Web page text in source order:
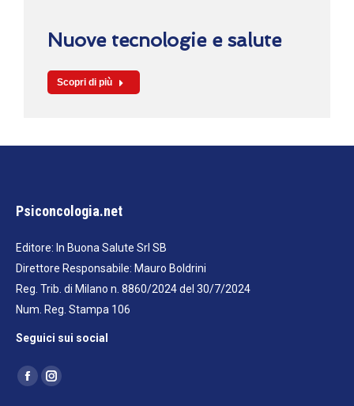
Nuove tecnologie e salute
Scopri di più
Psiconcologia.net
Editore: In Buona Salute Srl SB
Direttore Responsabile: Mauro Boldrini
Reg. Trib. di Milano n. 8860/2024 del 30/7/2024
Num. Reg. Stampa 106
Seguici sui social
Ci puoi trovare su:
FacebookInstagram